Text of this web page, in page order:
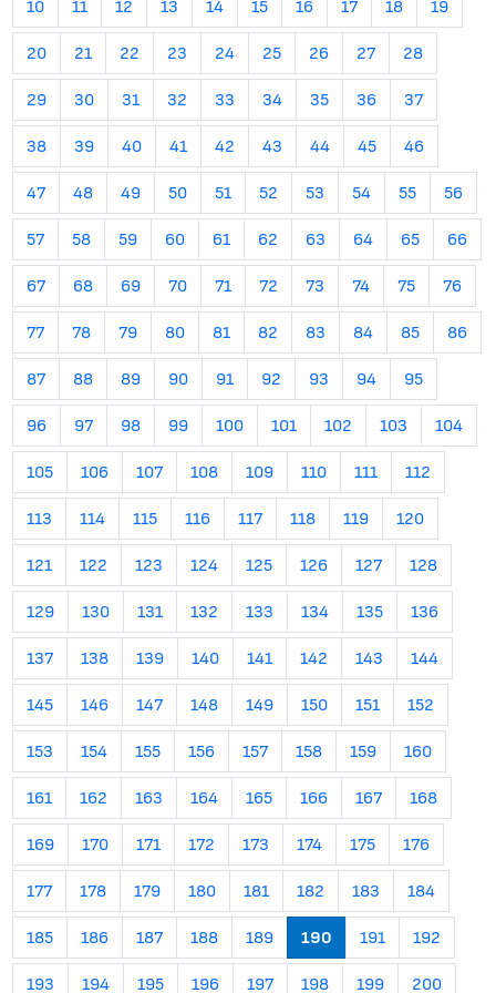
10 11 12 13 14 15 16 17 18 19
20 21 22 23 24 25 26 27 28
29 30 31 32 33 34 35 36 37
38 39 40 41 42 43 44 45 46
47 48 49 50 51 52 53 54 55 56
57 58 59 60 61 62 63 64 65 66
67 68 69 70 71 72 73 74 75 76
77 78 79 80 81 82 83 84 85 86
87 88 89 90 91 92 93 94 95
96 97 98 99 100 101 102 103 104
105 106 107 108 109 110 111 112
113 114 115 116 117 118 119 120
121 122 123 124 125 126 127 128
129 130 131 132 133 134 135 136
137 138 139 140 141 142 143 144
145 146 147 148 149 150 151 152
153 154 155 156 157 158 159 160
161 162 163 164 165 166 167 168
169 170 171 172 173 174 175 176
177 178 179 180 181 182 183 184
185 186 187 188 189 190 191 192
193 194 195 196 197 198 199 200